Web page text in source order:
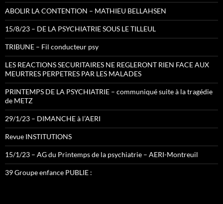
ABOLIR LA CONTENTION – MATHIEU BELLAHSEN
15/8/23 – DE LA PSYCHIATRIE SOUS LE TILLEUL
TRIBUNE – Fil conducteur psy
LES REACTIONS SECURITAIRES NE REGLERONT RIEN FACE AUX
MEURTRES PERPETRES PAR LES MALADES
PRINTEMPS DE LA PSYCHIATRIE – communiqué suite à la tragédie
de METZ
29/1/23 – DIMANCHE à l’AERI
Revue INSTITUTIONS
15/1/23 – AG du Printemps de la psychiatrie – AERI-Montreuil
39 Groupe enfance PUBLIE :